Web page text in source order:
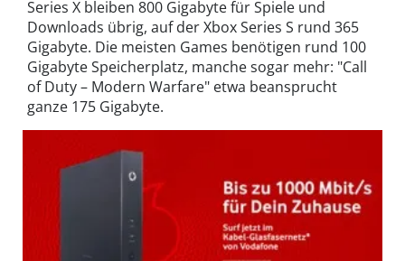
Series X bleiben 800 Gigabyte für Spiele und
Downloads übrig, auf der Xbox Series S rund 365
Gigabyte. Die meisten Games benötigen rund 100
Gigabyte Speicherplatz, manche sogar mehr: "Call
of Duty – Modern Warfare" etwa beansprucht
ganze 175 Gigabyte.